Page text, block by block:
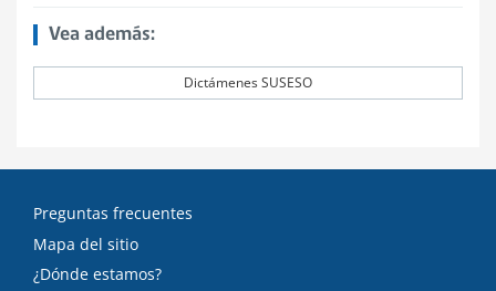
Vea además:
Dictámenes SUSESO
Preguntas frecuentes
Mapa del sitio
¿Dónde estamos?